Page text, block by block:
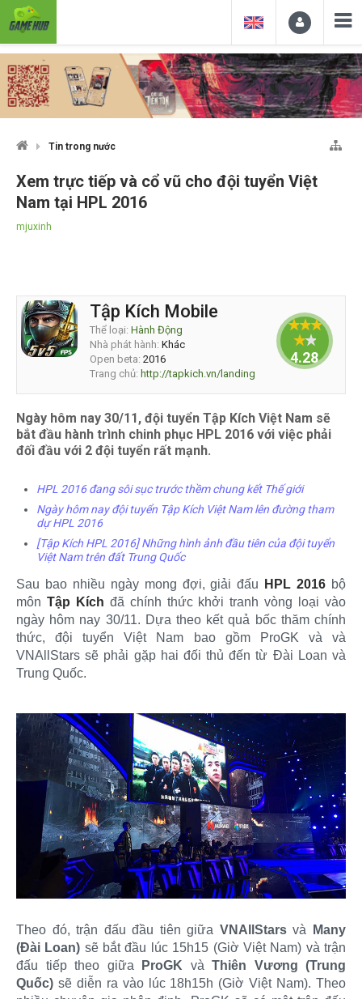
Tin trong nước
Xem trực tiếp và cổ vũ cho đội tuyển Việt
Nam tại HPL 2016
mjuxinh
Tập Kích Mobile
Thể loại: Hành Động
Nhà phát hành: Khác
Open beta: 2016
Trang chủ: http://tapkich.vn/landing
4.28571
Ngày hôm nay 30/11, đội tuyển Tập Kích Việt Nam sẽ
bắt đầu hành trình chinh phục HPL 2016 với việc phải
đối đầu với 2 đội tuyển rất mạnh.
HPL 2016 đang sôi sục trước thềm chung kết Thế giới
Ngày hôm nay đội tuyển Tập Kích Việt Nam lên đường tham
dự HPL 2016
[Tập Kích HPL 2016] Những hình ảnh đầu tiên của đội tuyển
Việt Nam trên đất Trung Quốc
Sau bao nhiều ngày mong đợi, giải đấu HPL 2016 bộ
môn Tập Kích đã chính thức khởi tranh vòng loại vào
ngày hôm nay 30/11. Dựa theo kết quả bốc thăm chính
thức, đội tuyển Việt Nam bao gồm ProGK và và
VNAllStars sẽ phải gặp hai đối thủ đến từ Đài Loan và
Trung Quốc.
Theo đó, trận đấu đầu tiên giữa VNAllStarsvà
Many
(Đài Loan) sẽ bắt đầu lúc 15h15 (Giờ Việt Nam) và trận
đấu tiếp theo giữa
ProGK và Thiên Vương (Trung
Quốc) sẽ diễn ra vào lúc 18h15h (Giờ Việt Nam). Theo